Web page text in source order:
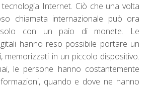
Internet. Ciò che una volta
chiamata internazionale può ora
con un paio di monete. Le
hanno reso possibile portare un
memorizzati in un piccolo dispositivo.
le persone hanno costantemente
quando e dove ne hanno